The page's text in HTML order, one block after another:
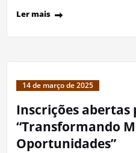
Ler mais
14 de março de 2025
Inscrições abertas
“Transformando
Oportunidades”